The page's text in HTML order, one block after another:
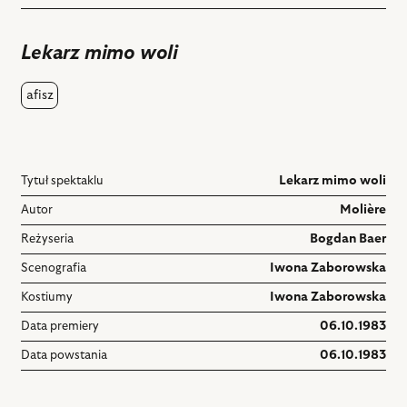
Lekarz mimo woli
afisz
Tytuł spektaklu Lekarz mimo woli
Autor Molière
Reżyseria Bogdan Baer
Scenografia Iwona Zaborowska
Kostiumy Iwona Zaborowska
Data premiery 06.10.1983
Data powstania 06.10.1983